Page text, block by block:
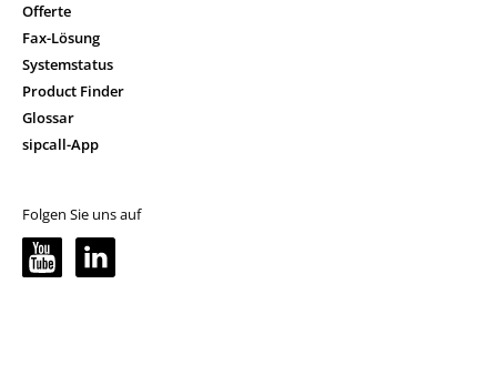
Offerte
Fax-Lösung
Systemstatus
Product Finder
Glossar
sipcall-App
Folgen Sie uns auf